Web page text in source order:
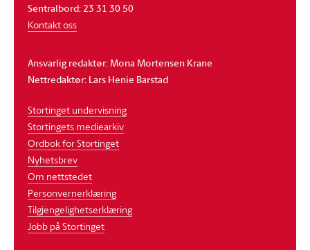
Sentralbord: 23 31 30 50
Kontakt oss
Ansvarlig redaktør: Mona Mortensen Krane
Nettredaktør: Lars Henie Barstad
Stortinget undervisning
Stortingets mediearkiv
Ordbok for Stortinget
Nyhetsbrev
Om nettstedet
Personvernerklæring
Tilgjengelighetserklæring
Jobb på Stortinget